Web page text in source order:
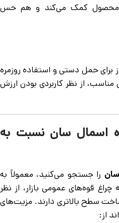
محصول کمک می‌کند و هم حس
برای حمل دستی و استفاده روزمره
از نظر کاربردی بودن ارزش
اسمال سان نسبت به
را جستجو می‌کنید، معمولاً به
قوه‌های عمومی بازار، از نظر
سطح بالاتری دارند. مزیت‌های
از: